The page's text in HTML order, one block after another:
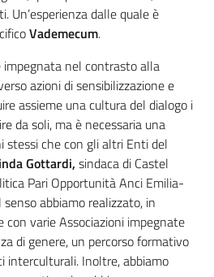
Un’esperienza dalle quale è
Vademecum.
impegnata nel contrasto alla
azioni di sensibilizzazione e
assieme una cultura del dialogo i
da soli, ma è necessaria una
stessi che con gli altri Enti del
Gottardi, sindaca di Castel
Pari Opportunità Anci Emilia-
abbiamo realizzato, in
con varie Associazioni impegnate
di genere, un percorso formativo
interculturali. Inoltre, abbiamo